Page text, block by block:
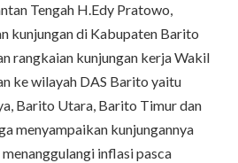
Tengah H.Edy Pratowo,
kunjungan di Kabupaten Barito
rangkaian kunjungan kerja Wakil
ke wilayah DAS Barito yaitu
Barito Utara, Barito Timur dan
menyampaikan kunjungannya
inflasi pasca